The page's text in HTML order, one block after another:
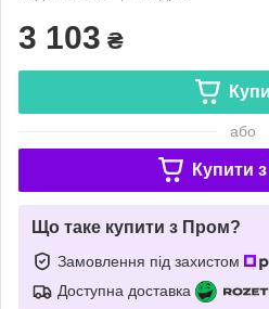
3 103 ₴
або
Купити з
Що таке купити з Пром?
Замовлення під захистом
Доступна доставка